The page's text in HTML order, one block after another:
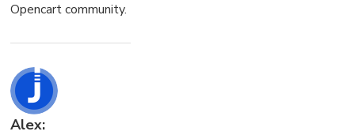
Opencart community.
Alex: